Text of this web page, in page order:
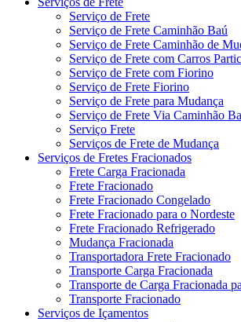
Serviço de Frete
Serviço de Frete Caminhão Baú
Serviço de Frete Caminhão de
Serviço de Frete com Carros
Serviço de Frete com Fiorino
Serviço de Frete Fiorino
Serviço de Frete para Mudança
Serviço de Frete Via Caminhão
Serviço Frete
Serviços de Frete de Mudança
Serviços de Fretes Fracionados
Frete Carga Fracionada
Frete Fracionado
Frete Fracionado Congelado
Frete Fracionado para o Nordeste
Frete Fracionado Refrigerado
Mudança Fracionada
Transportadora Frete Fracionado
Transporte Carga Fracionada
Transporte de Carga Fracionada
Transporte Fracionado
Serviços de Içamentos